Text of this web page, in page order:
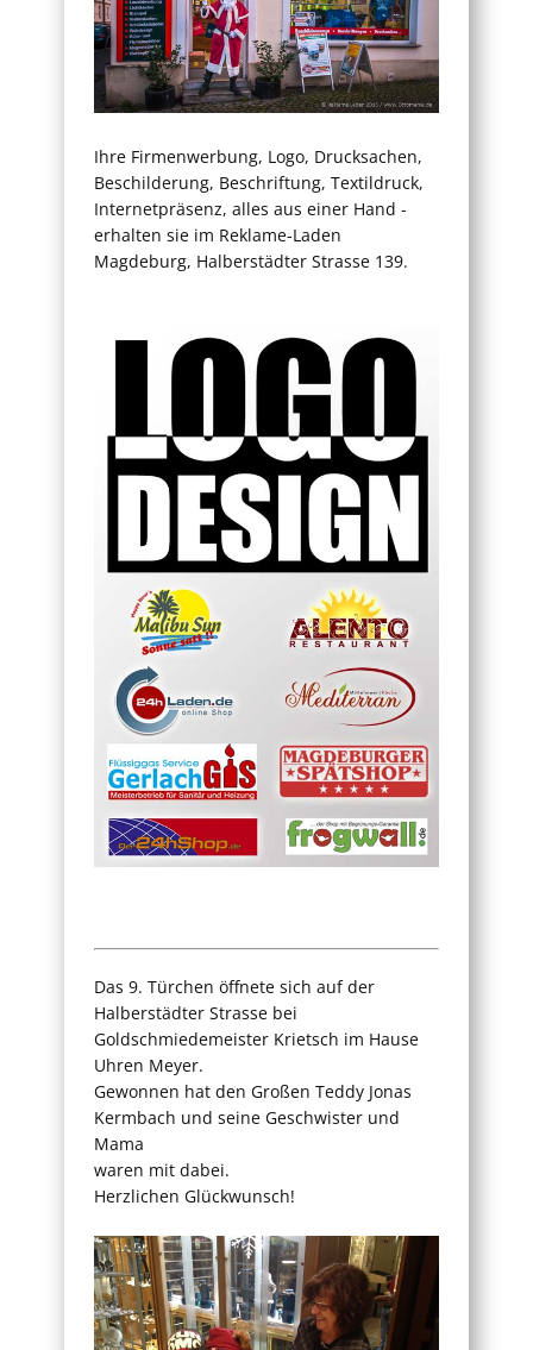
Ihre Firmenwerbung, Logo, Drucksachen,
Beschilderung, Beschriftung, Textildruck,
Internetpräsenz, alles aus einer Hand -
erhalten sie im Reklame-Laden
Magdeburg, Halberstädter Strasse 139.
Das 9. Türchen öffnete sich auf der
Halberstädter Strasse bei
Goldschmiedemeister Krietsch im Hause
Uhren Meyer.
Gewonnen hat den Großen Teddy Jonas
Kermbach und seine Geschwister und
Mama
waren mit dabei.
Herzlichen Glückwunsch!